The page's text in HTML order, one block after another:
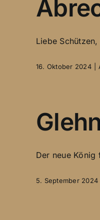
Liebe
16. Oktober 2024
Der neue
5. September 2024